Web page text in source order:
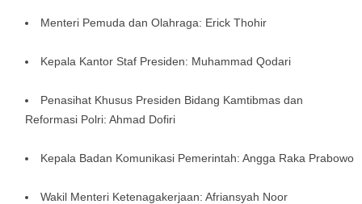
Menteri Pemuda dan Olahraga: Erick Thohir
Kepala Kantor Staf Presiden: Muhammad Qodari
Penasihat Khusus Presiden Bidang Kamtibmas dan
Reformasi Polri: Ahmad Dofiri
Kepala Badan Komunikasi Pemerintah: Angga Raka Prabowo
Wakil Menteri Ketenagakerjaan: Afriansyah Noor